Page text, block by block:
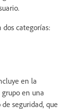
dos categorías:
en la
en una
seguridad, que